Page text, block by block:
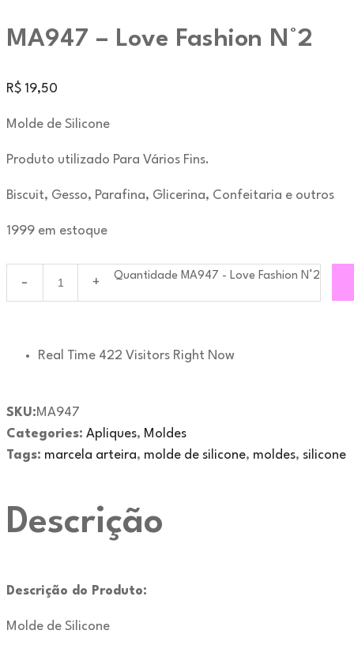
MA947 – Love Fashion N°2
R$ 19,50
Molde de Silicone
Produto utilizado Para Vários Fins.
Biscuit, Gesso, Parafina, Glicerina, Confeitaria e outros
1999 em estoque
Quantidade MA947 - Love Fashion N°2
Real Time 422 Visitors Right Now
SKU:MA947
Categories: Apliques, Moldes
Tags: marcela arteira, molde de silicone, moldes, silicone
Descrição
Descrição do Produto:
Molde de Silicone